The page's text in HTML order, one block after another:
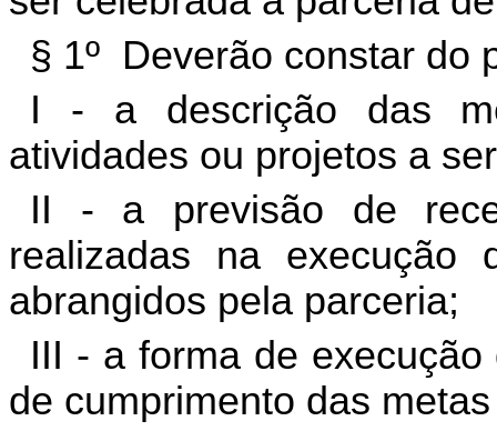
§ 1º Deverão constar do
I - a descrição das
atividades ou projetos a
II - a previsão de
realizadas na execução
abrangidos pela parceria;
III - a forma de
de cumprimento das